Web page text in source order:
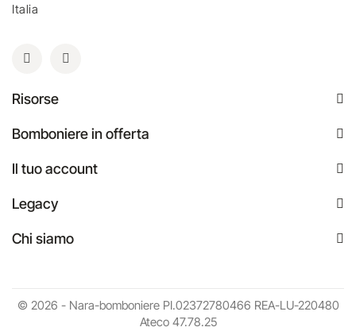
Italia
Risorse
Bomboniere in offerta
Il tuo account
Legacy
Chi siamo
© 2026 - Nara-bomboniere PI.02372780466 REA-LU-220480
Ateco 47.78.25